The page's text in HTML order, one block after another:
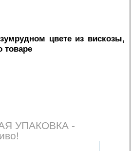
цвете из вискозы,
товаре
УПАКОВКА -